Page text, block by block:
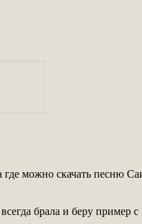
где можно скачать песню
брала и беру пример